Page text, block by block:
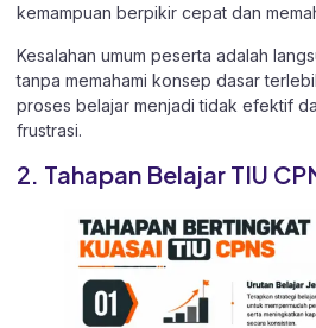
kemampuan berpikir cepat dan
Kesalahan umum peserta adalah
tanpa memahami konsep dasar
proses belajar menjadi tidak efektif
frustrasi.
2. Tahapan Belajar TIU